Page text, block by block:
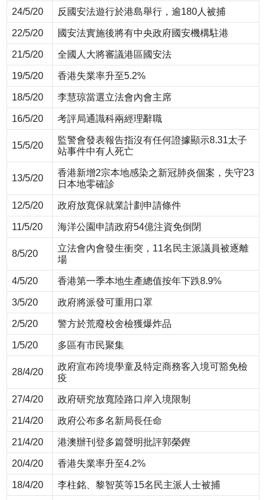
24/5/20 反國安法遊行於港島舉行，逾180人被捕
22/5/20 國安法實施後將有中央政府國安機構駐港
21/5/20 全國人大將審議港區國安法
19/5/20 香港失業率升至5.2%
18/5/20 李慧琼當選立法會內會主席
16/5/20 考評局通識科兩經理辭職
15/5/20
監警會發表報告指沒有任何證據顯示8.31太子
站事件中有人死亡
13/5/20
香港新增2宗本地感染之新冠肺炎個案，失守23
日本地零確診
12/5/20 政府放寬保就業計劃申請條件
11/5/20 海洋公園申請政府54億注資免倒閉
8/5/20
立法會內會發生衝突，11名民主派議員被逐離
場
4/5/20 香港第一季本地生產總值按年下跌8.9%
3/5/20 政府將派發可重用口罩
2/5/20 警方於荒廢校舍檢獲爆炸品
1/5/20 多區有市民聚集
28/4/20
政府宣布跨境學童及特定商務客入境可豁免檢
疫
27/4/20 政府研究放寬陸路口岸入境限制
21/4/20 政府公布多名新局長任命
21/4/20 港澳辦刊登多篇聲明批評郭榮鏗
20/4/20 香港失業率升至4.2%
18/4/20 李柱銘、黎智英等15名民主派人士被捕